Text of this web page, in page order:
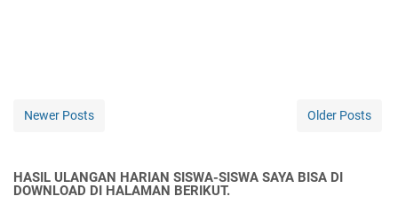
Newer Posts Older Posts
HASIL ULANGAN HARIAN SISWA-SISWA SAYA BISA DI
DOWNLOAD DI HALAMAN BERIKUT.